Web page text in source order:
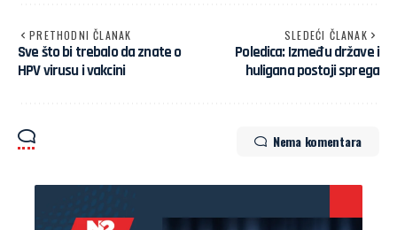
PRETHODNI ČLANAK
Sve što bi trebalo da znate o
HPV virusu i vakcini
SLEDEĆI ČLANAK
Poledica: Između države i
huligana postoji sprega
Nema komentara